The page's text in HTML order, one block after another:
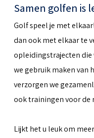
Samen golfen is
Golf speel je met
dan ook met elkaar te
opleidingstrajecten die
we gebruik maken van
verzorgen we
ook trainingen voor de
Lijkt het u leuk om